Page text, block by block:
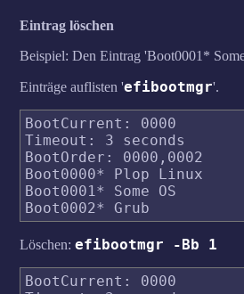
Eintrag löschen
Beispiel: Den Eintrag 'Boot0001*
Einträge auflisten 'efibootmgr'.
BootCurrent: 0000
Timeout: 3 seconds
BootOrder: 0000,0002
Boot0000* Plop Linux
Boot0001* Some OS
Löschen: efibootmgr -Bb 1
BootCurrent: 0000